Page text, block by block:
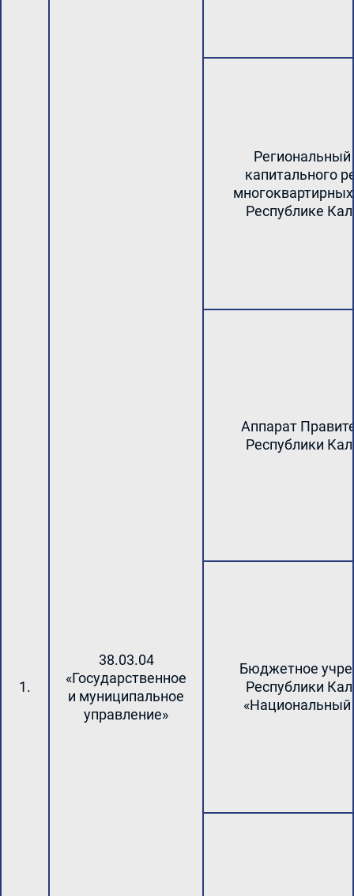
1.
38.03.04
«Государственное
и муниципальное
управление»
капитального
Республике
Аппарат
Республики
Бюджетное
Республики
«Национальный